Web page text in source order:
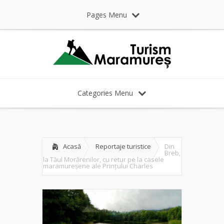
Pages Menu
Categories Menu
Acasă Reportaje turistice Din
Breb,
la Tăul Morărenilor, cu retur pe la casele
maramureșene ale Prințului Charles